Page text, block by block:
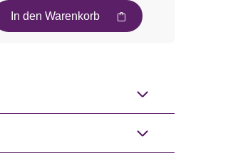
In den Warenkorb